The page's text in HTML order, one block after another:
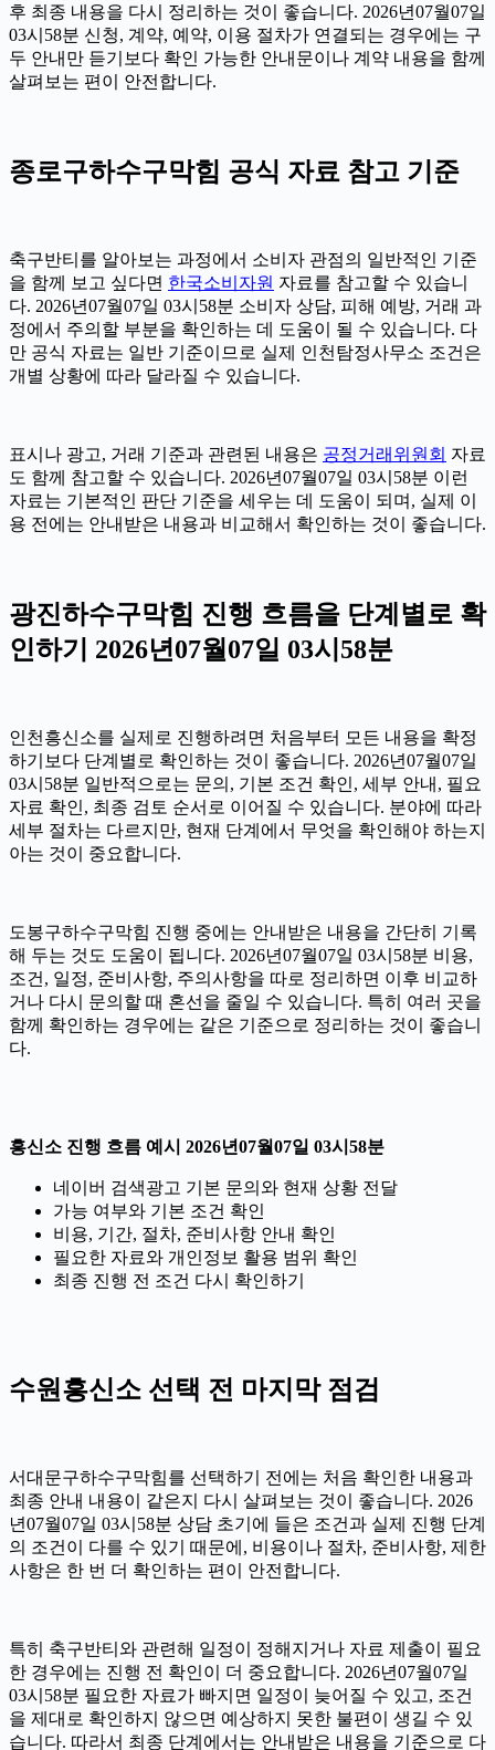
후 최종 내용을 다시 정리하는 것이 좋습니다. 2026년07월07일
03시58분 신청, 계약, 예약, 이용 절차가 연결되는 경우에는 구
두 안내만 듣기보다 확인 가능한 안내문이나 계약 내용을 함께
살펴보는 편이 안전합니다.
종로구하수구막힘 공식 자료 참고 기준
축구반티를 알아보는 과정에서 소비자 관점의 일반적인 기준
을 함께 보고 싶다면 한국소비자원 자료를 참고할 수 있습니
다. 2026년07월07일 03시58분 소비자 상담, 피해 예방, 거래 과
정에서 주의할 부분을 확인하는 데 도움이 될 수 있습니다. 다
만 공식 자료는 일반 기준이므로 실제 인천탐정사무소 조건은
개별 상황에 따라 달라질 수 있습니다.
표시나 광고, 거래 기준과 관련된 내용은 공정거래위원회 자료
도 함께 참고할 수 있습니다. 2026년07월07일 03시58분 이런
자료는 기본적인 판단 기준을 세우는 데 도움이 되며, 실제 이
용 전에는 안내받은 내용과 비교해서 확인하는 것이 좋습니다.
광진하수구막힘 진행 흐름을 단계별로 확
인하기 2026년07월07일 03시58분
인천흥신소를 실제로 진행하려면 처음부터 모든 내용을 확정
하기보다 단계별로 확인하는 것이 좋습니다. 2026년07월07일
03시58분 일반적으로는 문의, 기본 조건 확인, 세부 안내, 필요
자료 확인, 최종 검토 순서로 이어질 수 있습니다. 분야에 따라
세부 절차는 다르지만, 현재 단계에서 무엇을 확인해야 하는지
아는 것이 중요합니다.
도봉구하수구막힘 진행 중에는 안내받은 내용을 간단히 기록
해 두는 것도 도움이 됩니다. 2026년07월07일 03시58분 비용,
조건, 일정, 준비사항, 주의사항을 따로 정리하면 이후 비교하
거나 다시 문의할 때 혼선을 줄일 수 있습니다. 특히 여러 곳을
함께 확인하는 경우에는 같은 기준으로 정리하는 것이 좋습니
다.
흥신소 진행 흐름 예시 2026년07월07일 03시58분
네이버 검색광고 기본 문의와 현재 상황 전달
가능 여부와 기본 조건 확인
비용, 기간, 절차, 준비사항 안내 확인
필요한 자료와 개인정보 활용 범위 확인
최종 진행 전 조건 다시 확인하기
수원흥신소 선택 전 마지막 점검
서대문구하수구막힘를 선택하기 전에는 처음 확인한 내용과
최종 안내 내용이 같은지 다시 살펴보는 것이 좋습니다. 2026
년07월07일 03시58분 상담 초기에 들은 조건과 실제 진행 단계
의 조건이 다를 수 있기 때문에, 비용이나 절차, 준비사항, 제한
사항은 한 번 더 확인하는 편이 안전합니다.
특히 축구반티와 관련해 일정이 정해지거나 자료 제출이 필요
한 경우에는 진행 전 확인이 더 중요합니다. 2026년07월07일
03시58분 필요한 자료가 빠지면 일정이 늦어질 수 있고, 조건
을 제대로 확인하지 않으면 예상하지 못한 불편이 생길 수 있
습니다. 따라서 최종 단계에서는 안내받은 내용을 기준으로 다